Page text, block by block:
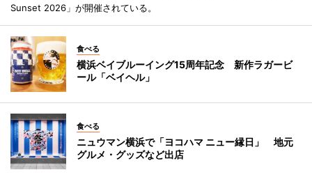
Sunset 2026」が開催されている。
食べる
横浜ベイブルーイング15周年記念 新作ラガービ
ール「ベイヘル」
食べる
ニュウマン横浜で「ヨコハマ ニュー縁日」 地元
グルメ・グッズなど出店